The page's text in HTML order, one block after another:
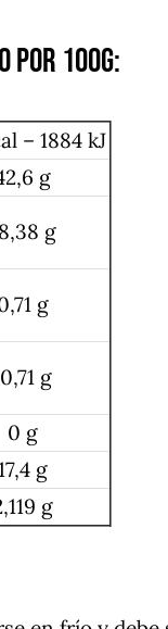
por 100g:
– 1884 kJ
g
g
g
0,71 g
0 g
g
g